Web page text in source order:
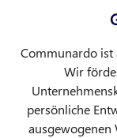
Communardo ist
Wir
persönliche
ausgewogenen